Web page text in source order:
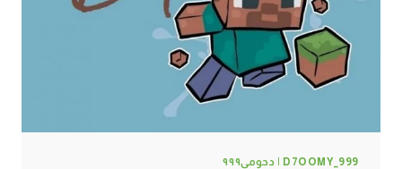
D7OOMY999
D7OOMY_999 | دحومي٩٩٩